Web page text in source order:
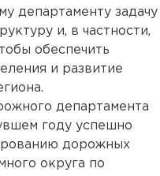
департаменту задачу
и, в частности,
обеспечить
и развитие
департамента
году успешно
дорожных
округа по